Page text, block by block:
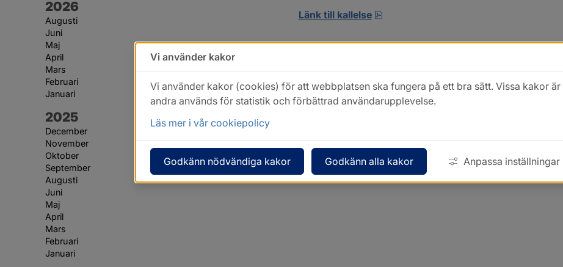
År:
2026
Augusti
Juni
Maj
April
Mars
Februari
Januari
År:
2025
December
November
Oktober
September
Augusti
Juni
Maj
April
Mars
Februari
Januari
Länk till kallelse
pdf, 134.7 kB, öppnas i nytt fönster.
Vi använder kakor
Vi använder kakor (cookies) för att webbplatsen ska fungera på ett bra sätt. Vissa kakor
andra används för statistik och förbättrad användarupplevelse.
Läs mer i vår cookiepolicy
Godkänn nödvändiga kakor Godkänn alla kakor Anpassa inställningar